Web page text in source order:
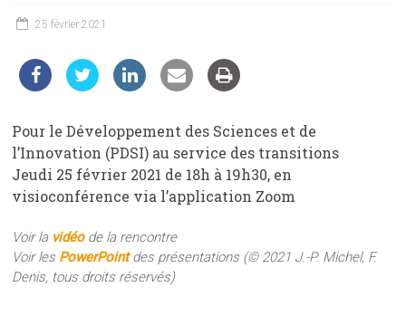
25 février 2021
Pour le Développement des Sciences et de
l’Innovation (PDSI) au service des transitions
Jeudi 25 février 2021 de 18h à 19h30, en
visioconférence via l’application Zoom
Voir la vidéode la rencontre
Voir les PowerPointdes présentations (© 2021 J.-P. Michel, F.
Denis, tous droits réservés)